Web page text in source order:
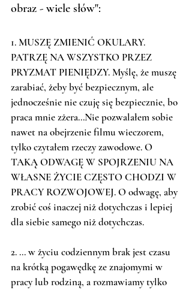
obraz - wiele słów":
1. MUSZĘ ZMIENIĆ OKULARY.
PATRZĘ NA WSZYSTKO PRZEZ
PRYZMAT PIENIĘDZY. Myślę, że muszę
zarabiać, żeby być bezpiecznym, ale
jednocześnie nie czuję się bezpiecznie, bo
praca mnie zżera...Nie pozwalałem sobie
nawet na obejrzenie filmu wieczorem,
tylko czytałem rzeczy zawodowe. O
TAKĄ ODWAGĘ W SPOJRZENIU NA
WŁASNE ŻYCIE CZĘSTO CHODZI W
PRACY ROZWOJOWEJ. O odwagę, aby
zrobić coś inaczej niż dotychczas i lepiej
dla siebie samego niż dotychczas.
2. ... w życiu codziennym brak jest czasu
na krótką pogawędkę ze znajomymi w
pracy lub rodziną, a rozmawiamy tylko